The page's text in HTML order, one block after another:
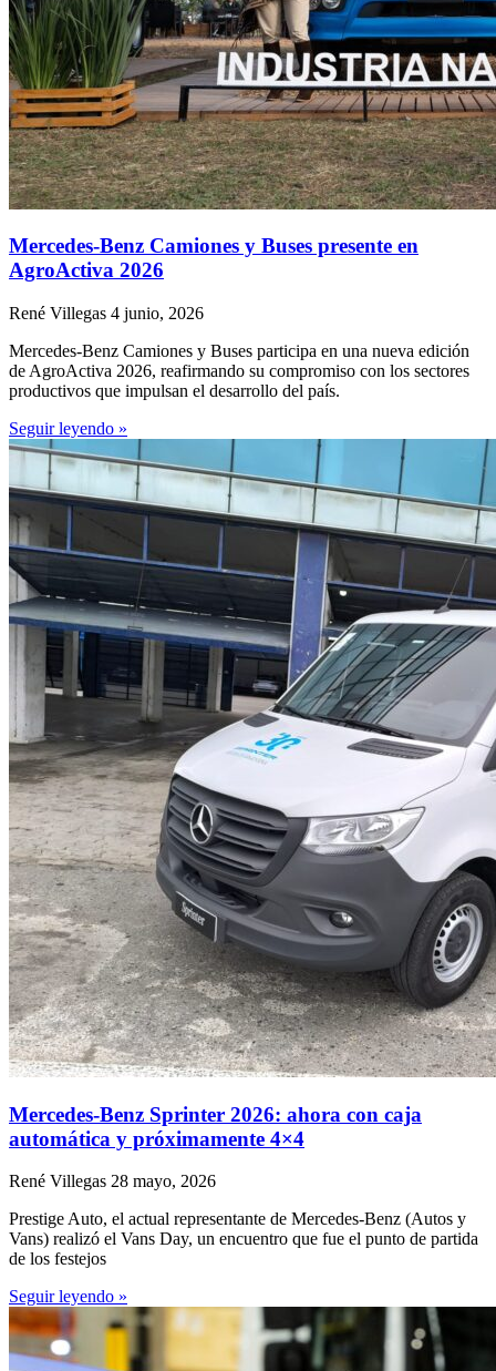
Mercedes-Benz Camiones y Buses presente en
AgroActiva 2026
René Villegas 4 junio, 2026
Mercedes-Benz Camiones y Buses participa en una nueva edición
de AgroActiva 2026, reafirmando su compromiso con los sectores
productivos que impulsan el desarrollo del país.
Seguir leyendo »
Mercedes-Benz Sprinter 2026: ahora con caja
automática y próximamente 4×4
René Villegas 28 mayo, 2026
Prestige Auto, el actual representante de Mercedes-Benz (Autos y
Vans) realizó el Vans Day, un encuentro que fue el punto de partida
de los festejos
Seguir leyendo »